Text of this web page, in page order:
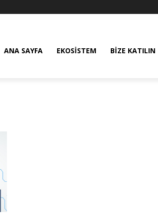
ANA SAYFA EKOSISTEM BIZE KATILIN